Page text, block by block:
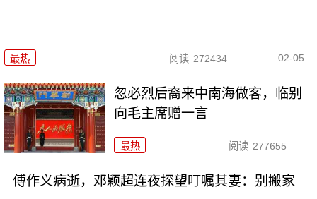
最热 阅读 272434 02-05
忽必烈后裔来中南海做客，临别
向毛主席赠一言
最热 阅读 277655
傅作义病逝，邓颖超连夜探望叮嘱其妻：别搬家